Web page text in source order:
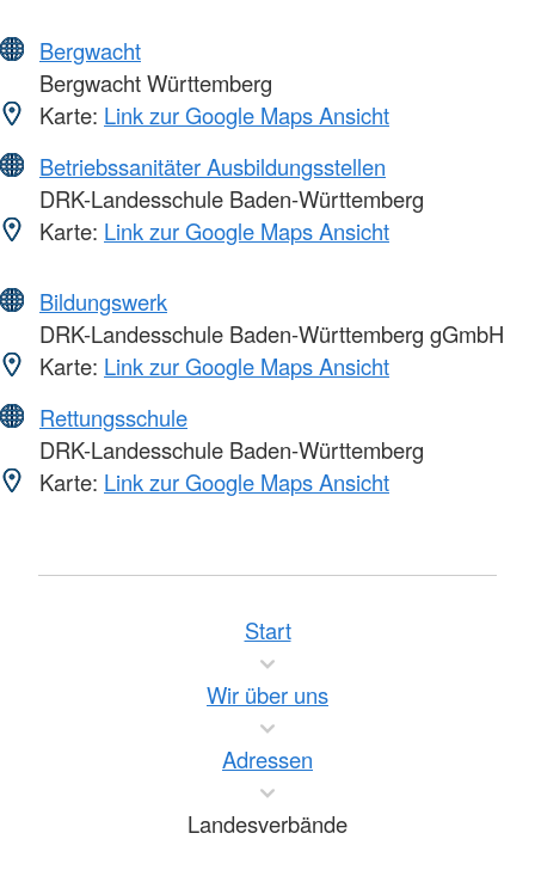
Bergwacht
Bergwacht Württemberg
Karte: Link zur Google Maps Ansicht
Betriebssanitäter Ausbildungsstellen
DRK-Landesschule Baden-Württemberg
Karte: Link zur Google Maps Ansicht
Bildungswerk
DRK-Landesschule Baden-Württemberg gGmbH
Karte: Link zur Google Maps Ansicht
Rettungsschule
DRK-Landesschule Baden-Württemberg
Karte: Link zur Google Maps Ansicht
Start
Wir über uns
Adressen
Landesverbände